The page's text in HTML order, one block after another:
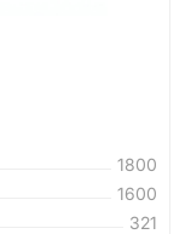
1800
1600
321